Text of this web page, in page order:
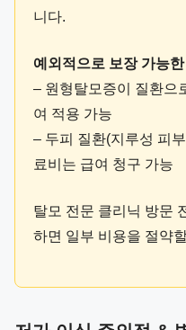
니다.
예외적으로 보장 가능
– 원형탈모증이 질환으
여 적용 가능
– 두피 질환(지루성 피
료비는 급여 청구 가능
탈모 전문 클리닉 방문
하면 일부 비용을 절약